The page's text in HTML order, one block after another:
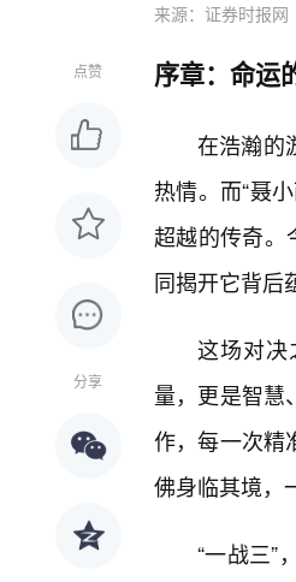
来源：证券时报网
点赞
分享
序章：命运
在浩瀚的
热情。而“聂
超越的传奇。
同揭开它背后
这场对决
量，更是智慧
作，每一次精
佛身临其境，
“一战三”